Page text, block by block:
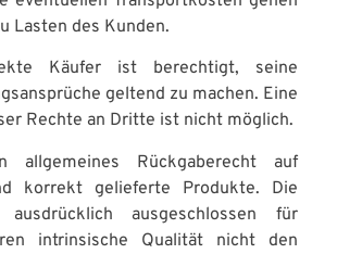
Lasten des Kunden.
Käufer ist berechtigt, seine
geltend zu machen. Eine
Rechte an Dritte ist nicht möglich.
Rückgaberecht auf
korrekt gelieferte Produkte. Die
ausgeschlossen für
intrinsische Qualität nicht den